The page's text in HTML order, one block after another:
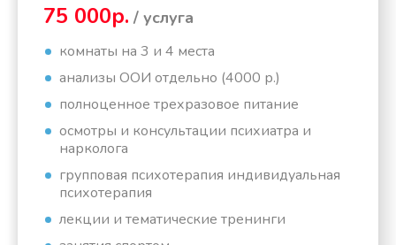
75 000р. / услуга
комнаты на 3 и 4 места
анализы ООИ отдельно (4000 р.)
полноценное трехразовое питание
осмотры и консультации психиатра и
нарколога
групповая психотерапия индивидуальная
психотерапия
лекции и тематические тренинги